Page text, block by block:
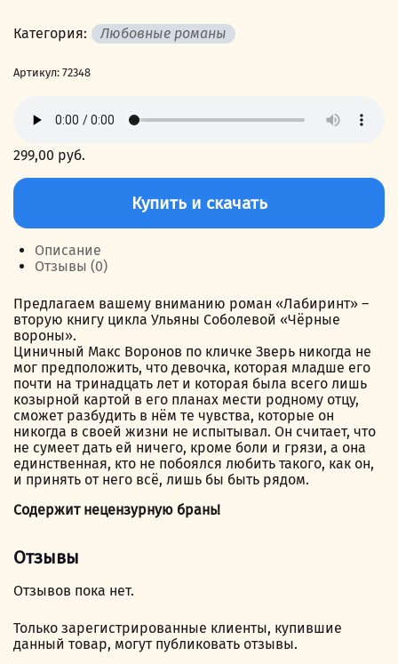
Категория: Любовные романы
Артикул: 72348
299,00 руб.
Количество
Чёрные
вороны.
Книга
2.
Купить и скачать
Описание
Отзывы (0)
Предлагаем вашему вниманию роман «Лабиринт» –
вторую книгу цикла Ульяны Соболевой «Чёрные
вороны».
Циничный Макс Воронов по кличке Зверь никогда не
мог предположить, что девочка, которая младше его
почти на тринадцать лет и которая была всего лишь
козырной картой в его планах мести родному отцу,
сможет разбудить в нём те чувства, которые он
никогда в своей жизни не испытывал. Он считает, что
не сумеет дать ей ничего, кроме боли и грязи, а она
единственная, кто не побоялся любить такого, как он,
и принять от него всё, лишь бы быть рядом.
Содержит нецензурную брань!
Отзывы
Отзывов пока нет.
Только зарегистрированные клиенты, купившие
данный товар, могут публиковать отзывы.